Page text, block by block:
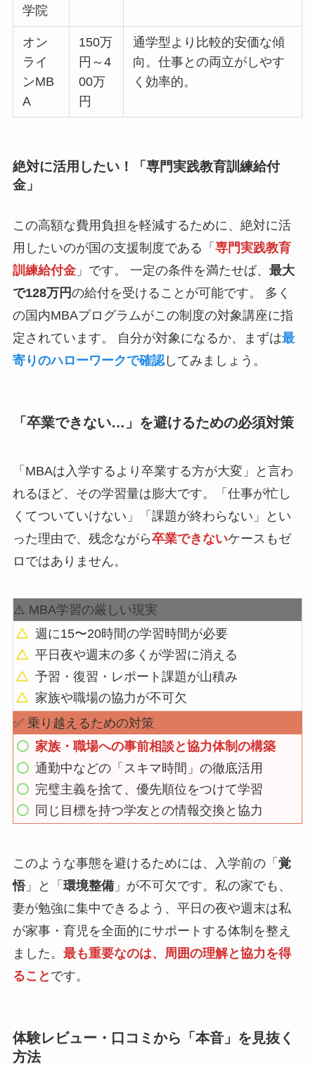
学院
オン
ライ
ンMB
A
150万
円～4
00万
円
通学型より比較的安価な傾
向。仕事との両立がしやす
く効率的。
絶対に活用したい！「専門実践教育訓練給付
金」
この高額な費用負担を軽減するために、絶対に活
用したいのが国の支援制度である「 専門実践教育
訓練給付金」です。 一定の条件を満たせば、 最大
で128万円の給付を受けることが可能です。 多く
の国内MBAプログラムがこの制度の対象講座に指
定されています。 自分が対象になるか、まずは最
寄りのハローワークで確認してみましょう。
「卒業できない…」を避けるための必須対策
「MBAは入学するより卒業する方が大変」と言わ
れるほど、その学習量は膨大です。「仕事が忙し
くてついていけない」「課題が終わらない」とい
った理由で、残念ながら卒業できないケースもゼ
ロではありません。
⚠️ MBA学習の厳しい現実
週に15〜20時間の学習時間が必要
平日夜や週末の多くが学習に消える
予習・復習・レポート課題が山積み
家族や職場の協力が不可欠
✅ 乗り越えるための対策
家族・職場への事前相談と協力体制の構築
通勤中などの「スキマ時間」の徹底活用
完璧主義を捨て、優先順位をつけて学習
同じ目標を持つ学友との情報交換と協力
このような事態を避けるためには、入学前の「 覚
悟」と「 環境整備」が不可欠です。私の家でも、
妻が勉強に集中できるよう、平日の夜や週末は私
が家事・育児を全面的にサポートする体制を整え
ました。 最も重要なのは、周囲の理解と協力を得
ること です。
体験レビュー・口コミから「本音」を見抜く
方法